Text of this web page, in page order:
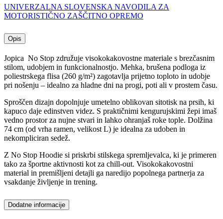
UNIVERZALNA SLOVENSKA NAVODILA ZA
MOTORISTIČNO ZAŠČITNO OPREMO
Opis
Jopica No Stop združuje visokokakovostne materiale s brezčasnim
stilom, udobjem in funkcionalnostjo. Mehka, brušena podloga iz
poliestrskega flisa (260 g/m²) zagotavlja prijetno toploto in udobje
pri nošenju – idealno za hladne dni na progi, poti ali v prostem času.
Sproščen dizajn dopolnjuje umetelno oblikovan sitotisk na prsih, ki
kapuco daje edinstven videz. S praktičnimi kengurujskimi žepi imaš
vedno prostor za nujne stvari in lahko ohranjaš roke tople. Dolžina
74 cm (od vrha ramen, velikost L) je idealna za udoben in
nekompliciran sedež.
Z No Stop Hoodie si priskrbi stilskega spremljevalca, ki je primeren
tako za športne aktivnosti kot za chill-out. Visokokakovostni
material in premišljeni detajli ga naredijo popolnega partnerja za
vsakdanje življenje in trening.
Dodatne informacije